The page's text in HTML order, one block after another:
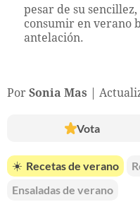
pesar de su
consumir en verano
antelación.
Por Sonia Mas
Vota
☀️ Recetas de verano
Ensaladas de verano